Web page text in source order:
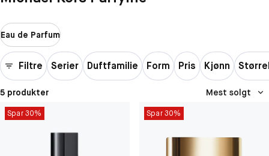
Eau de Parfum
Filtre Serier Duftfamilie Form Pris Kjønn
5 produkter Mest solgt
Spar 30% Spar 30%